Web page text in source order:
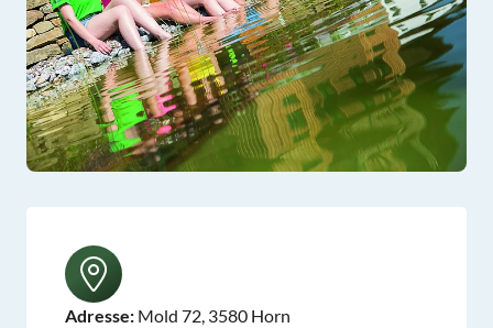
Adresse: Mold 72, 3580 Horn